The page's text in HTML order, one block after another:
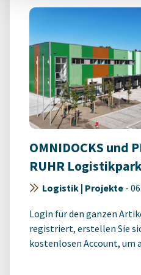
OMNIDOCKS und
RUHR
Logistik | Projekte -
Login für den ganzen
registriert, erstellen Sie
kostenlosen Account, um